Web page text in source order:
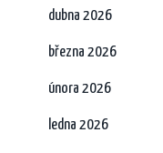
dubna 2026
března 2026
února 2026
ledna 2026